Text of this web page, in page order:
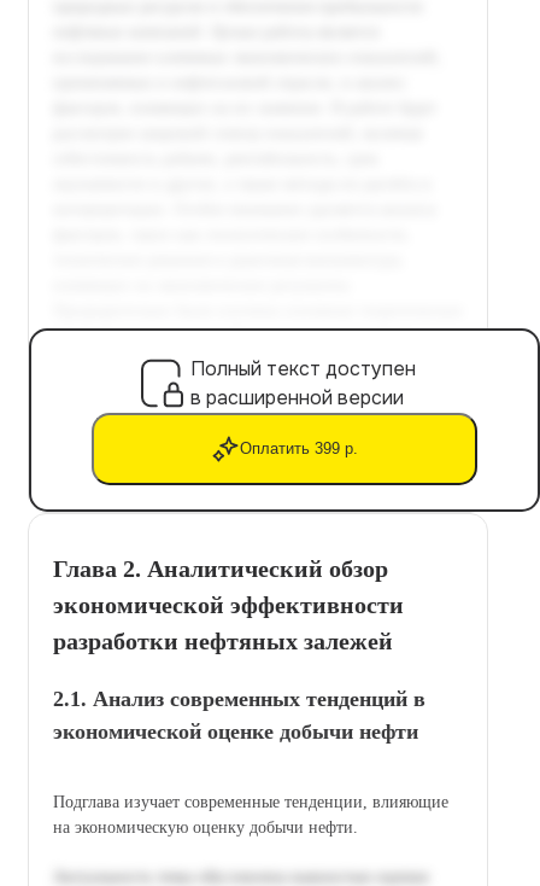
Полный текст доступен
в расширенной версии
Оплатить 399 р.
Глава 2. Аналитический обзор
экономической эффективности
разработки нефтяных залежей
2.1. Анализ современных тенденций в
экономической оценке добычи нефти
Подглавa изучает современные тенденции, влияющие
на экономическую оценку добычи нефти.